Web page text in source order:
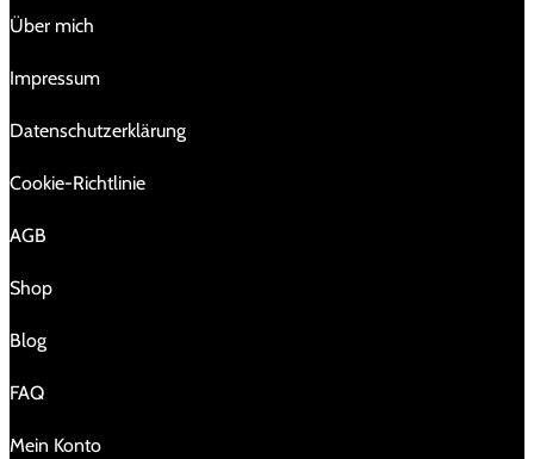
Über mich
Impressum
Da­ten­schutz­er­klä­rung
Cookie-Richtlinie
AGB
Shop
Blog
FAQ
Mein Konto